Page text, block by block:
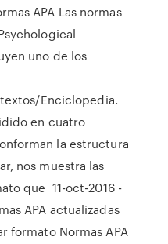
APA Las normas
uno de los
Enciclopedia.
en cuatro
la estructura
nos muestra las
que 11-oct-2016 -
APA actualizadas
formato Normas APA